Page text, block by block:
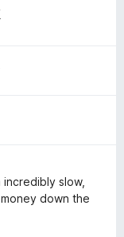
slow,
down the